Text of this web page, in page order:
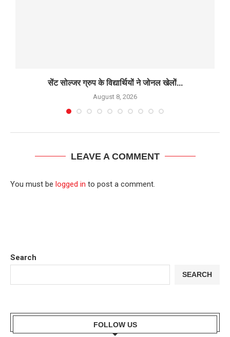
सेंट सोल्जर ग्रुप के विद्यार्थियों ने जोनल खेलों...
August 8, 2026
LEAVE A COMMENT
You must be logged in to post a comment.
Search
SEARCH
FOLLOW US